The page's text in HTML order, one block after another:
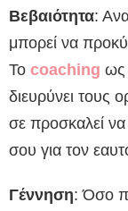
Βεβαιότητα:
μπορεί να
Το coaching ως
διευρύνει τους
σε προσκαλεί να
σου για τον
Γέννηση: Όσο